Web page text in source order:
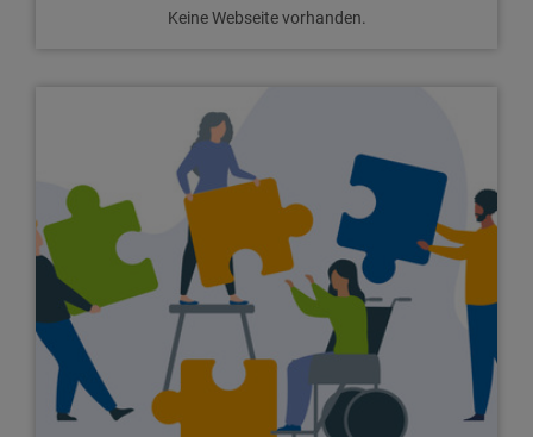
Keine Webseite vorhanden.